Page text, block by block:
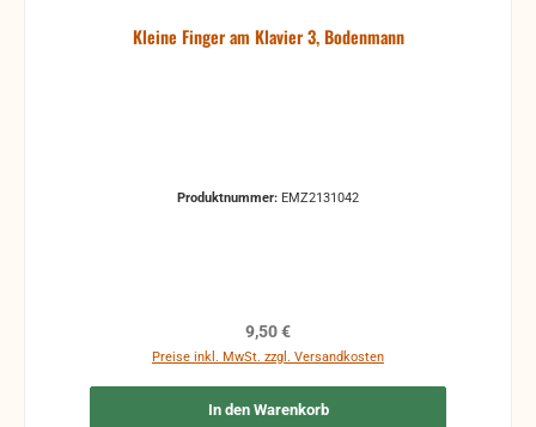
Kleine Finger am Klavier 3, Bodenmann
Produktnummer: EMZ2131042
Regulärer Preis:
9,50 €
Preise inkl. MwSt. zzgl. Versandkosten
In den Warenkorb